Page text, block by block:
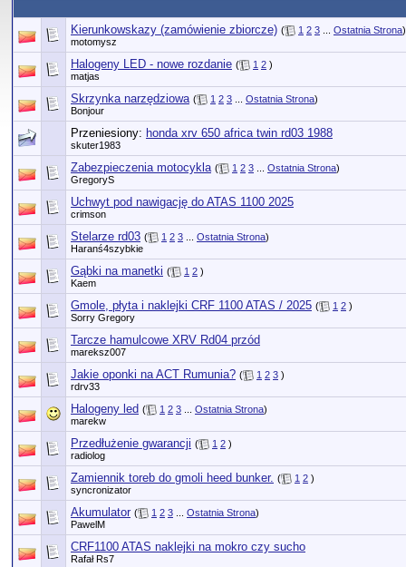
Kierunkowskazy (zamówienie zbiorcze) ( 1 2 3 Ostatnia Strona)
motomysz
Halogeny LED - nowe rozdanie ( 1 2 )
matjas
Skrzynka narzędziowa ( 1 2 3 Ostatnia Strona)
Bonjour
Przeniesiony: honda xrv 650 africa twin rd03 1988
skuter1983
Zabezpieczenia motocykla ( 1 2 3 Ostatnia Strona)
GregoryS
Uchwyt pod nawigację do ATAS 1100 2025
crimson
Stelarze rd03 ( 1 2 3 Ostatnia Strona)
Haranś4szybkie
Gąbki na manetki ( 1 2 )
Kaem
Gmole, płyta i naklejki CRF 1100 ATAS / 2025 ( 1 2 )
Sorry Gregory
Tarcze hamulcowe XRV Rd04 przód
mareksz007
Jakie oponki na ACT Rumunia? ( 1 2 3 )
rdrv33
Halogeny led ( 1 2 3 Ostatnia Strona)
marekw
Przedłużenie gwarancji ( 1 2 )
radiolog
Zamiennik toreb do gmoli heed bunker. ( 1 2 )
syncronizator
Akumulator ( 1 2 3 Ostatnia Strona)
PawelM
CRF1100 ATAS naklejki na mokro czy sucho
Rafał Rs7